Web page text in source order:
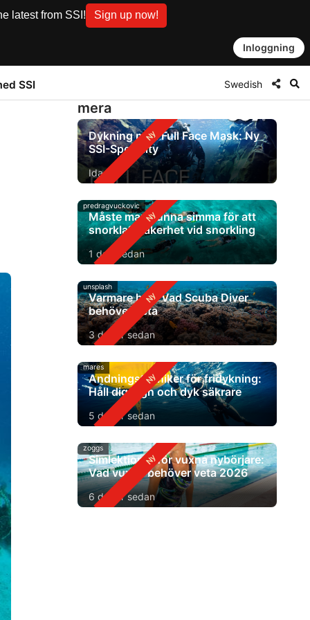
latest from SSI! Sign up now!
Inloggning
SSI Swedish
mera
Dykning med Full Face Mask: Ny
SSI-Specialty
Idag
predragvuckovic
Måste man kunna simma för att
snorkla? Säkerhet vid snorkling
1 dag sedan
unsplash
Varmare hav: Vad Scuba Diver
behöver veta
3 dagar sedan
mares
Andningstekniker för fridykning:
Håll dig lugn och dyk säkrare
5 dagar sedan
zoggs
Simlektioner för vuxna nybörjare:
Vad vuxna behöver veta 2026
6 dagar sedan